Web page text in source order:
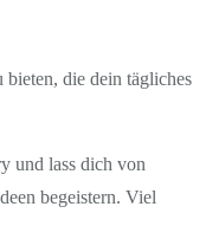
die dein tägliches
und lass dich von
begeistern. Viel